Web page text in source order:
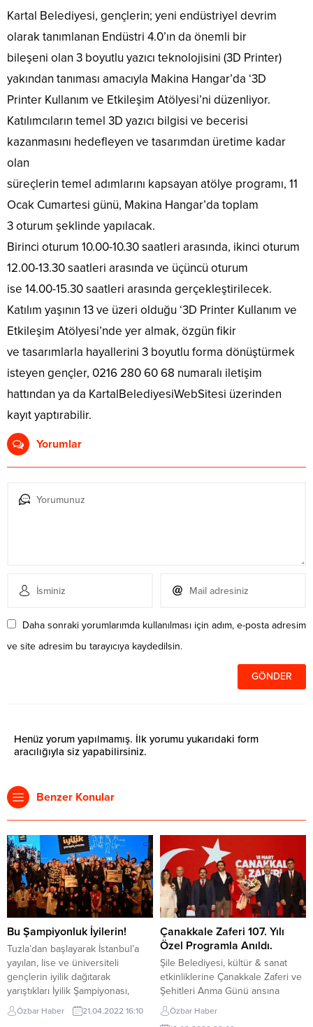
Kartal Belediyesi, gençlerin; yeni endüstriyel devrim
olarak tanımlanan Endüstri 4.0’ın da önemli bir
bileşeni olan 3 boyutlu yazıcı teknolojisini (3D Printer)
yakından tanıması amacıyla Makina Hangar’da ‘3D
Printer Kullanım ve Etkileşim Atölyesi’ni düzenliyor.
Katılımcıların temel 3D yazıcı bilgisi ve becerisi
kazanmasını hedefleyen ve tasarımdan üretime kadar
olan
süreçlerin temel adımlarını kapsayan atölye programı, 11
Ocak Cumartesi günü, Makina Hangar’da toplam
3 oturum şeklinde yapılacak.
Birinci oturum 10.00-10.30 saatleri arasında, ikinci oturum
12.00-13.30 saatleri arasında ve üçüncü oturum
ise 14.00-15.30 saatleri arasında gerçekleştirilecek.
Katılım yaşının 13 ve üzeri olduğu ‘3D Printer Kullanım ve
Etkileşim Atölyesi’nde yer almak, özgün fikir
ve tasarımlarla hayallerini 3 boyutlu forma dönüştürmek
isteyen gençler, 0216 280 60 68 numaralı iletişim
hattından ya da KartalBelediyesiWebSitesi üzerinden
kayıt yaptırabilir.
Yorumlar
Daha sonraki yorumlarımda kullanılması için adım, e-posta adresim
ve site adresim bu tarayıcıya kaydedilsin.
Henüz yorum yapılmamış. İlk yorumu yukarıdaki form
aracılığıyla siz yapabilirsiniz.
Benzer Konular
Bu Şampiyonluk İyilerin!
Tuzla’dan başlayarak İstanbul’a
yayılan, lise ve üniversiteli
gençlerin iyilik dağıtarak
yarıştıkları İyilik Şampiyonası,
Gençlik ve Spor Bakanlığı ile tüm
Türkiye’ye yayılıyor. İyilik
Özbar Haber 21.04.2022 16:10
Çanakkale Zaferi 107. Yılı
Özel Programla Anıldı.
Şile Belediyesi, kültür & sanat
etkinliklerine Çanakkale Zaferi ve
Şehitleri Anma Günü ansına
planladığı özel bir program ile bir
yenisini daha ekledi. Yaklaşık 1
Özbar Haber